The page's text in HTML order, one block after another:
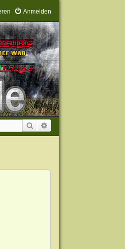
Anmelden
Suche